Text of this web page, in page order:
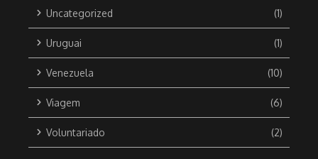
Uncategorized (1)
Uruguai (1)
Venezuela (10)
Viagem (6)
Voluntariado (2)